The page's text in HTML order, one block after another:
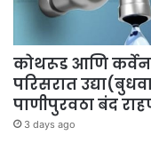
कोथरूड आणि
परिसरात
पाणीपुरवठा बंद
3 days ago